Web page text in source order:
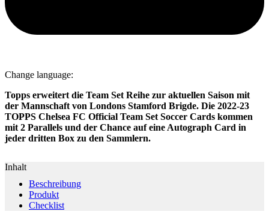
Change language:
Topps erweitert die Team Set Reihe zur aktuellen Saison mit
der Mannschaft von Londons Stamford Brigde. Die 2022-23
TOPPS Chelsea FC Official Team Set Soccer Cards kommen
mit 2 Parallels und der Chance auf eine Autograph Card in
jeder dritten Box zu den Sammlern.
Inhalt
Beschreibung
Produkt
Checklist